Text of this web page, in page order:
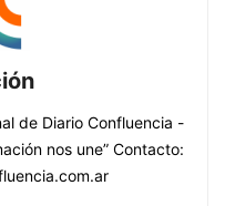
de Diario Confluencia -
nos une” Contacto: